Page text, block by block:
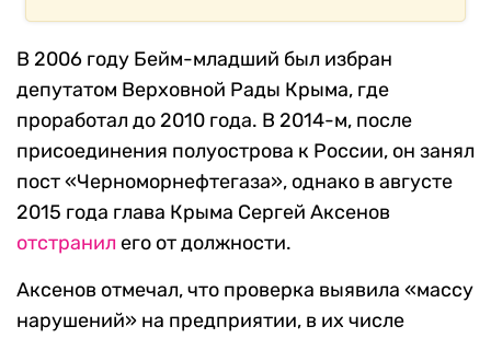
В 2006 году Бейм-младший был избран
депутатом Верховной Рады Крыма, где
проработал до 2010 года. В 2014-м, после
присоединения полуострова к России, он занял
пост «Черноморнефтегаза», однако в августе
2015 года глава Крыма Сергей Аксенов
отстранил его от должности.
Аксенов отмечал, что проверка выявила «массу
нарушений» на предприятии, в их числе